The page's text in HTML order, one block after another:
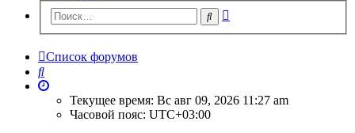
Поиск
Список форумов
Поиск
Текущее время: Вс авг 09, 2026 11:27 am
Часовой пояс: UTC+03:00